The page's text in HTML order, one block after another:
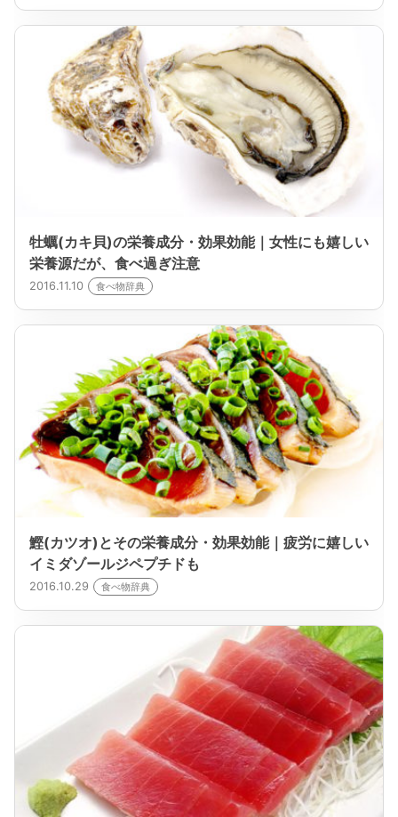
牡蠣(カキ貝)の栄養成分・効果効能｜女性にも嬉しい
栄養源だが、食べ過ぎ注意
2016.11.10 食べ物辞典
鰹(カツオ)とその栄養成分・効果効能｜疲労に嬉しい
イミダゾールジペプチドも
2016.10.29 食べ物辞典